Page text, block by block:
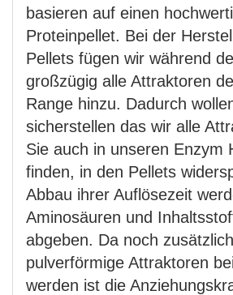
basieren auf einen
Proteinpellet. Bei der
Pellets fügen wir während
großzügig alle Attraktoren
Range hinzu. Dadurch
sicherstellen das wir alle
Sie auch in unseren Enzym
finden, in den Pellets
Abbau ihrer Auflösezeit
Aminosäuren und
abgeben. Da noch
pulverförmige Attraktoren
werden ist die